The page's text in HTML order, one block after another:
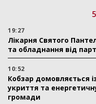
19:27
Лікарня Святого
та обладнання від
10:52
Кобзар домовляється
укриття та
громади